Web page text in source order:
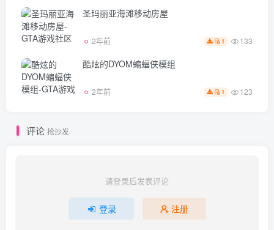
圣玛丽亚海滩移动房屋
2年前 1 133
酷炫的DYOM蝙蝠侠模组
2年前 1 123
评论 抢沙发
请登录后发表评论
登录 注册